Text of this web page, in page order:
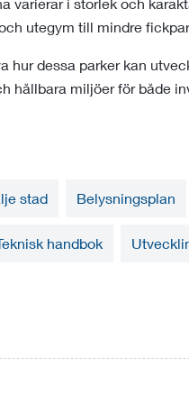
utegym till mindre
hur dessa parker kan
hållbara miljöer för både
stad Belysningsplan
handbok